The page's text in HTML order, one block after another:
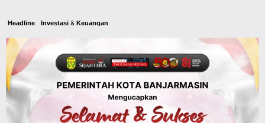
Headline Investasi & Keuangan
KUA-PPAS 2027 Banjarbaru Defisit 170
Miliar, Pendapatan 1,2 Triliun Belanja
1,37 Triliun, Tutup Kekurangan dari
SiLPA
Agustus 7, 2026